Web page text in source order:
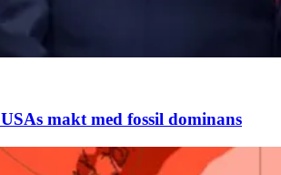
makt med fossil dominans